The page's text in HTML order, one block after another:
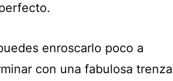
enroscarlo poco a
con una fabulosa trenza